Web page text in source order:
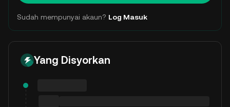
Sudah mempunyai akaun? Log Masuk
Yang Disyorkan